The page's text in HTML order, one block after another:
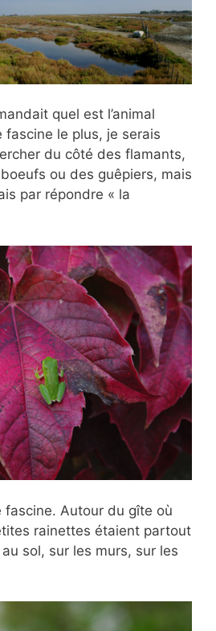
quel est l’animal
fascine le plus, je serais
du côté des flamants,
ou des guêpiers, mais
par répondre « la
fascine. Autour du gîte où
rainettes étaient partout
sol, sur les murs, sur les